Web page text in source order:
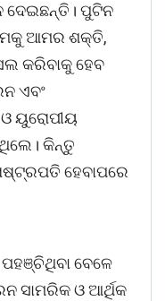
ଦେଇଛନ୍ତି। ପୁଟିନ
ଆମର ଶକ୍ତି,
କରିବାକୁ ହେବ
ଏବଂ
ୟୁରୋପୀୟ
କିନ୍ତୁ
ହେବାପରେ
ବେଳେ
ସାମରିକ ଓ ଆର୍ଥିକ